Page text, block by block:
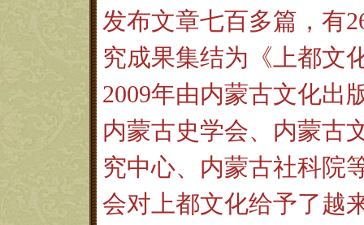
发布文章七百多篇，有
究成果集结为《上都文
2009年由内蒙古文化出
内蒙古史学会、内蒙古
究中心、内蒙古社科院
会对上都文化给予了越